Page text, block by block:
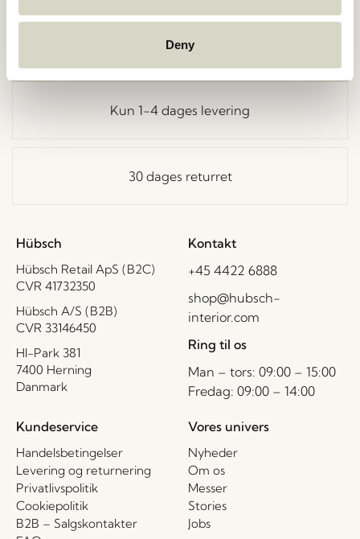
Deny
Fri fragt ved køb over
Kun 1-4 dages levering
30 dages returret
Hübsch
Hübsch Retail ApS (B2C)
CVR 41732350
Hübsch A/S (B2B)
CVR 33146450
HI-Park 381
7400 Herning
Danmark
Kontakt
+45 4422 6888
shop@hubsch-
interior.com
Ring til os
Man – tors: 09:00 – 15:00
Fredag: 09:00 – 14:00
Kundeservice
Handelsbetingelser
Levering og returnering
Privatlivspolitik
Cookiepolitik
B2B – Salgskontakter
Vores univers
Nyheder
Om os
Messer
Stories
Jobs